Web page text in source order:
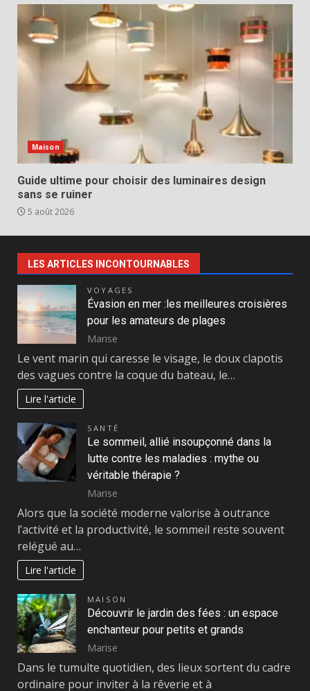
Maison
Guide ultime pour choisir des luminaires design
sans se ruiner
5 août 2026
LES ARTICLES INCONTOURNABLES
VOYAGES
Évasion en mer :les meilleures croisières
pour les amateurs de plages
Marise
Le vent marin qui caresse le visage, le doux clapotis
des vagues contre la coque du bateau, le…
Lire l'article
SANTÉ
Le sommeil, allié insoupçonné dans la
lutte contre les maladies : mythe ou
véritable thérapie ?
Marise
Alors que la société moderne valorise à outrance
l’activité et la productivité, le sommeil reste souvent
relégué au…
Lire l'article
MAISON
Découvrir le jardin des fées : un espace
enchanteur pour petits et grands
Marise
Dans le tumulte quotidien, des lieux sortent du cadre
ordinaire pour inviter à la rêverie et à